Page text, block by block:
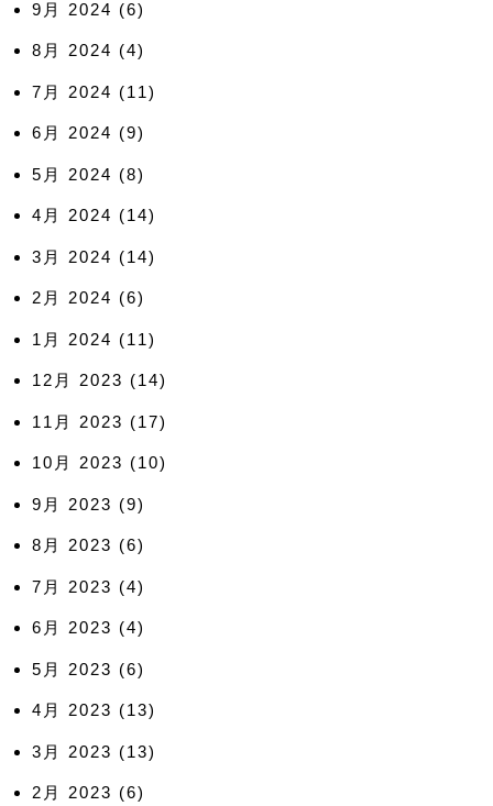
9月 2024 (6)
8月 2024 (4)
7月 2024 (11)
6月 2024 (9)
5月 2024 (8)
4月 2024 (14)
3月 2024 (14)
2月 2024 (6)
1月 2024 (11)
12月 2023 (14)
11月 2023 (17)
10月 2023 (10)
9月 2023 (9)
8月 2023 (6)
7月 2023 (4)
6月 2023 (4)
5月 2023 (6)
4月 2023 (13)
3月 2023 (13)
2月 2023 (6)